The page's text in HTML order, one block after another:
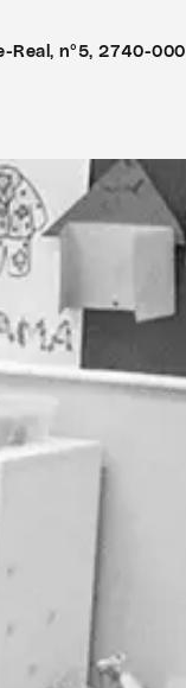
Real, nº5, 2740-000